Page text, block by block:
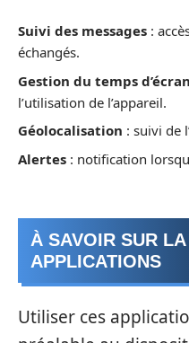
Suivi des messages :
échangés.
Gestion du temps d’écran
l’utilisation de l’appareil.
Géolocalisation : suivi de
Alertes : notification
À SAVOIR SUR
APPLICATIONS
Utiliser ces